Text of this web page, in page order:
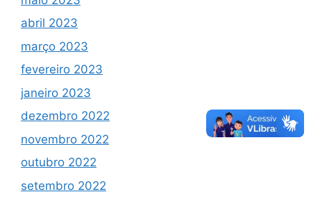
abril 2023
março 2023
fevereiro 2023
janeiro 2023
dezembro 2022
novembro 2022
outubro 2022
setembro 2022